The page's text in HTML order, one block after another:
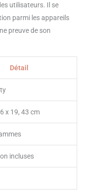
utilisateurs. Il se
parmi les appareils
preuve de son
Détail
x 19, 43 cm
incluses